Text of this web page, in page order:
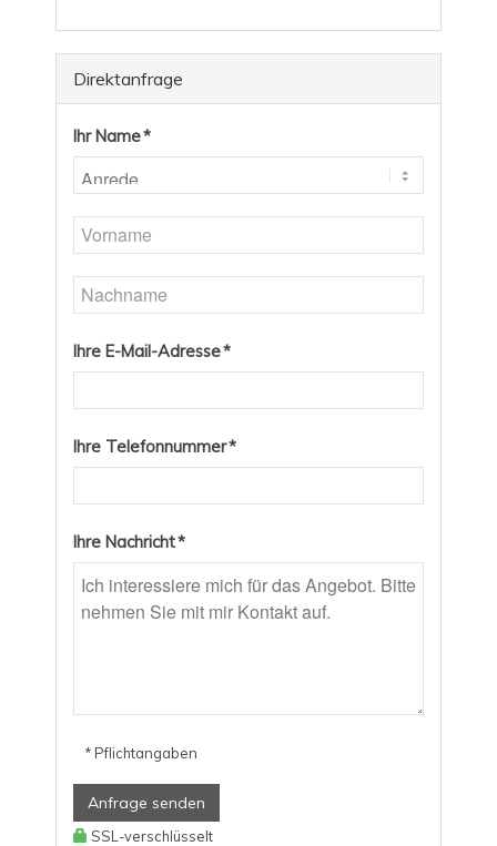
Direktanfrage
Ihr Name *
Ihre E-Mail-Adresse *
Ihre Telefonnummer *
Ihre Nachricht *
* Pflichtangaben
Anfrage senden
SSL-verschlüsselt